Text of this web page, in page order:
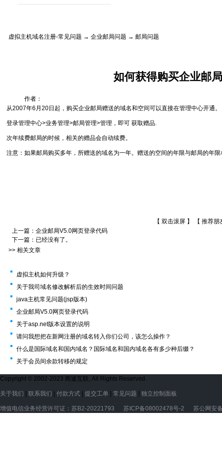
虚拟主机域名注册-常见问题 → 企业邮局问题 → 邮局问题
如何获得购买企业邮
作者：
从2007年6月20日起，购买企业邮局赠送的域名和空间可以直接在管理中心开通。
登录管理中心>业务管理>邮局管理>管理，即可 获取赠品.
次年续费邮局的时候，相关的赠品会自动续费。
注意：如果邮局购买多年，所赠送的域名为一年。赠送的空间的年限与邮局的年限
【 双击滚屏 】 【 推荐朋
上一篇： 企业邮局V5.0网页登录代码
下一篇：已经没有了。
>> 相关文章
虚拟主机如何升级？
关于我司域名修改解析后的生效时间问题
java主机常见问题(jsp版本)
企业邮局V5.0网页登录代码
关于asp.net版本设置的说明
请问我想把在新网注册的域名转入你们公司，该怎么操作？
什么是国际域名和国内域名？国际域名和国内域名各有多少种后缀？
关于会员间余款转移的规定
Copyright © 2002-2023 商途互联, All Rights Reserved.
关于我们 联系我们 付款方式 提交工单 常见问题 独立控制面板
增值电信业务经营许可证：苏B2-20221793 苏ICP备08002478号-2 苏公网安